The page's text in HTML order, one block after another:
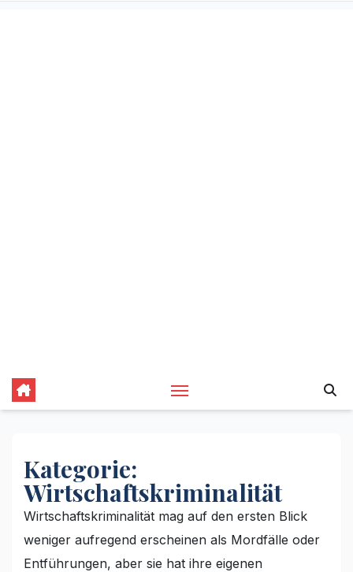
Kategorie:
Wirtschaftskriminalität
Wirtschaftskriminalität mag auf den ersten Blick
weniger aufregend erscheinen als Mordfälle oder
Entführungen, aber sie hat ihre eigenen